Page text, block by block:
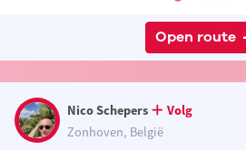
Open route
Nico Schepers
Volg
Zonhoven, België